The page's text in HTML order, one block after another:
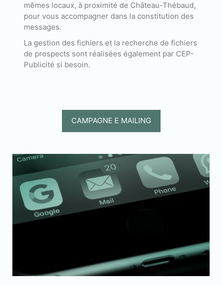
mêmes locaux, à proximité de Château-Thébaud,
pour vous accompagner dans la constitution des
messages.
La gestion des fichiers et la recherche de fichiers
de prospects sont réalisées également par CEP-
Publicité si besoin.
CAMPAGNE E MAILING